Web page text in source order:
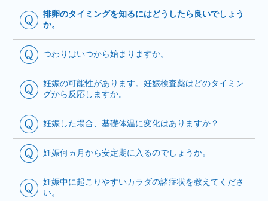
排卵のタイミングを知るにはどうしたら良いでしょう
か。
つわりはいつから始まりますか。
妊娠の可能性があります。妊娠検査薬はどのタイミン
グから反応しますか。
妊娠した場合、基礎体温に変化はありますか？
妊娠何ヵ月から安定期に入るのでしょうか。
妊娠中に起こりやすいカラダの諸症状を教えてくださ
い。